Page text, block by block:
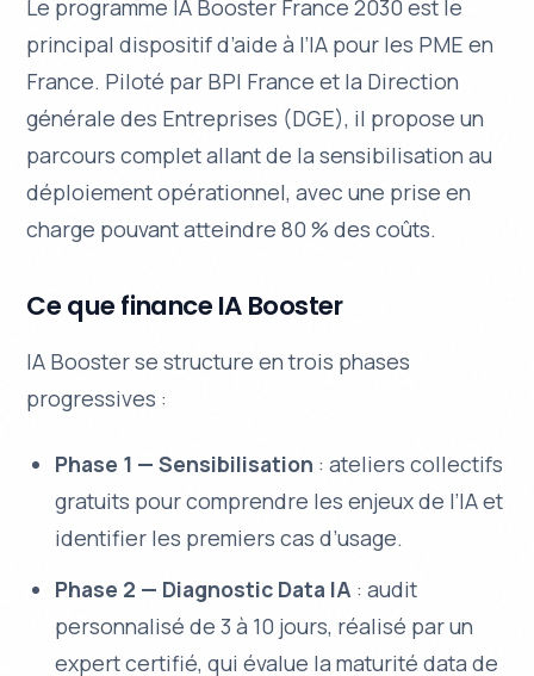
Le programme IA Booster France 2030 est le
principal dispositif d’aide à l’IA pour les PME en
France. Piloté par BPI France et la Direction
générale des Entreprises (DGE), il propose un
parcours complet allant de la sensibilisation au
déploiement opérationnel, avec une prise en
charge pouvant atteindre 80 % des coûts.
Ce que finance IA Booster
IA Booster se structure en trois phases
progressives :
Phase 1 — Sensibilisation : ateliers collectifs
gratuits pour comprendre les enjeux de l’IA et
identifier les premiers cas d’usage.
Phase 2 — Diagnostic Data IA : audit
personnalisé de 3 à 10 jours, réalisé par un
expert certifié, qui évalue la maturité data de